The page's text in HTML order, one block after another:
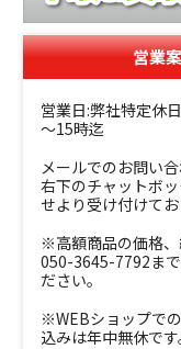
営業
営業日:弊社特定休
～15時迄
メールでのお問い合
右下のチャットボ
せより受け付けてお
※高額商品の価格
050-3645-7792ま
ださい。
※WEBショップで
込みは年中無休です